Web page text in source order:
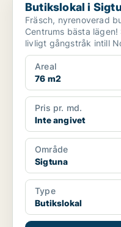
Butikslokal i
Fräsch, nyrenoverad
Centrums bästa
livligt gångstråk intill
et...
Areal
76 m2
Pris pr. md.
Inte angivet
Område
Sigtuna
Type
Butikslokal